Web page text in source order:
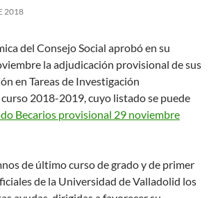
2018
del Consejo Social aprobó en su
la adjudicación provisional de sus
en Tareas de Investigación
2018-2019, cuyo listado se puede
Becarios provisional 29 noviembre
de último curso de grado y de primer
de la Universidad de Valladolid los